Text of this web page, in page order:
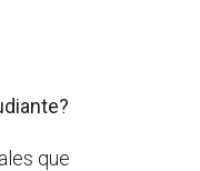
que